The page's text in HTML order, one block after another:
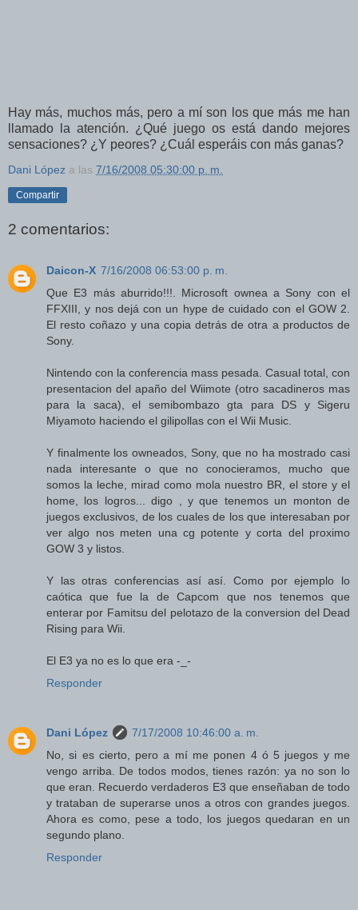
Hay más, muchos más, pero a mí son los que más me han
llamado la atención. ¿Qué juego os está dando mejores
sensaciones? ¿Y peores? ¿Cuál esperáis con más ganas?
Dani López a las 7/16/2008 05:30:00 p. m.
Compartir
2 comentarios:
Daicon-X 7/16/2008 06:53:00 p. m.
Que E3 más aburrido!!!. Microsoft ownea a Sony con el
FFXIII, y nos dejá con un hype de cuidado con el GOW 2.
El resto coñazo y una copia detrás de otra a productos de
Sony.
Nintendo con la conferencia mass pesada. Casual total, con
presentacion del apaño del Wiimote (otro sacadineros mas
para la saca), el semibombazo gta para DS y Sigeru
Miyamoto haciendo el gilipollas con el Wii Music.
Y finalmente los owneados, Sony, que no ha mostrado casi
nada interesante o que no conocieramos, mucho que
somos la leche, mirad como mola nuestro BR, el store y el
home, los logros... digo , y que tenemos un monton de
juegos exclusivos, de los cuales de los que interesaban por
ver algo nos meten una cg potente y corta del proximo
GOW 3 y listos.
Y las otras conferencias así así. Como por ejemplo lo
caótica que fue la de Capcom que nos tenemos que
enterar por Famitsu del pelotazo de la conversion del Dead
Rising para Wii.
El E3 ya no es lo que era -_-
Responder
Dani López
7/17/2008 10:46:00 a. m.
No, si es cierto, pero a mí me ponen 4 ó 5 juegos y me
vengo arriba. De todos modos, tienes razón: ya no son lo
que eran. Recuerdo verdaderos E3 que enseñaban de todo
y trataban de superarse unos a otros con grandes juegos.
Ahora es como, pese a todo, los juegos quedaran en un
segundo plano.
Responder